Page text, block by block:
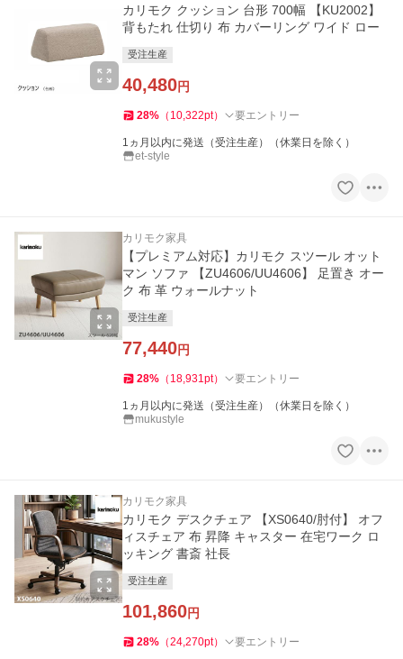
カリモク クッション 台形 700幅 【KU2002】
背もたれ 仕切り 布 カバーリング ワイド ロー
受注生産
40,480円
28% （ 10,322pt） 要エントリー
1ヵ月以内に発送（受注生産）（休業日を除く）
et-style
カリモク家具
【プレミアム対応】カリモク スツール オット
マン ソファ 【ZU4606/UU4606】 足置き オー
ク 布 革 ウォールナット
受注生産
77,440円
28% （ 18,931pt） 要エントリー
1ヵ月以内に発送（受注生産）（休業日を除く）
mukustyle
カリモク家具
カリモク デスクチェア 【XS0640/肘付】 オフ
ィスチェア 布 昇降 キャスター 在宅ワーク ロ
ッキング 書斎 社長
受注生産
101,860円
28% （24,270pt） 要エントリー